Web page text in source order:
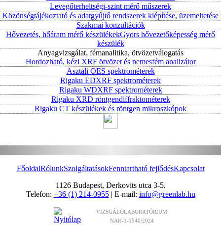
Levegőterheltségi-szint mérő műszerek
Közönségtájékoztató és adatgyűjtő rendszerek kiépítése, üzemeltetése
Szakmai konzultációk
Hővezetés, hőáram mérő készülékekGyors hővezetőképesség mérő
készülék
Anyagvizsgálat, fémanalitika, ötvözetválogatás
Hordozható, kézi XRF ötvözet és nemesfém analizátor
Asztali OES spektrométerek
Rigaku EDXRF spektrométerek
Rigaku WDXRF spektrométerek
Rigaku XRD röntgendiffraktométerek
Rigaku CT készülékek és röntgen mikroszkópok
FőoldalRólunkSzolgáltatásokFenntartható fejlődésKapcsolat
1126 Budapest, Derkovits utca 3-5.
Telefon: +36 (1) 214-0955| E-mail: info@greenlab.hu
VIZSGÁLÓLABORATÓRIUM
NAH-1-1540/2024